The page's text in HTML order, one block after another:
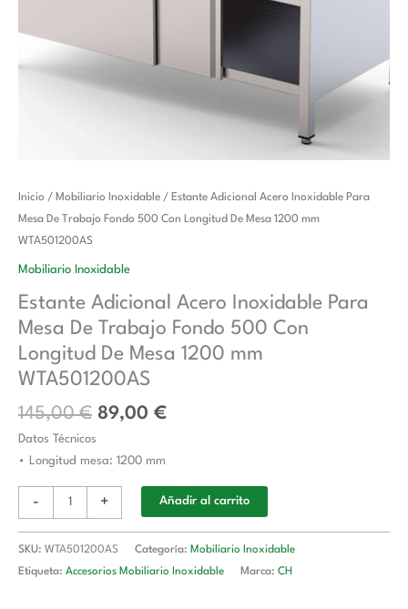
Inicio / Mobiliario Inoxidable / Estante Adicional Acero Inoxidable Para
Mesa De Trabajo Fondo 500 Con Longitud De Mesa 1200 mm
WTA501200AS
Mobiliario Inoxidable
Estante Adicional Acero Inoxidable Para
Mesa De Trabajo Fondo 500 Con
Longitud De Mesa 1200 mm
WTA501200AS
145,00€
El
precio
era:
89,00 €
El
precio
Datos Técnicos
• Longitud mesa: 1200 mm
-
Estante
Adicional
Acero
Inoxidable
Mesa
De
Trabajo
Fondo
Con
Longitud
De
1200
WTA501200AS
cantidad
+ Añadir al carrito
SKU: WTA501200AS Categoría: Mobiliario Inoxidable
Etiqueta: Accesorios Mobiliario Inoxidable Marca: CH